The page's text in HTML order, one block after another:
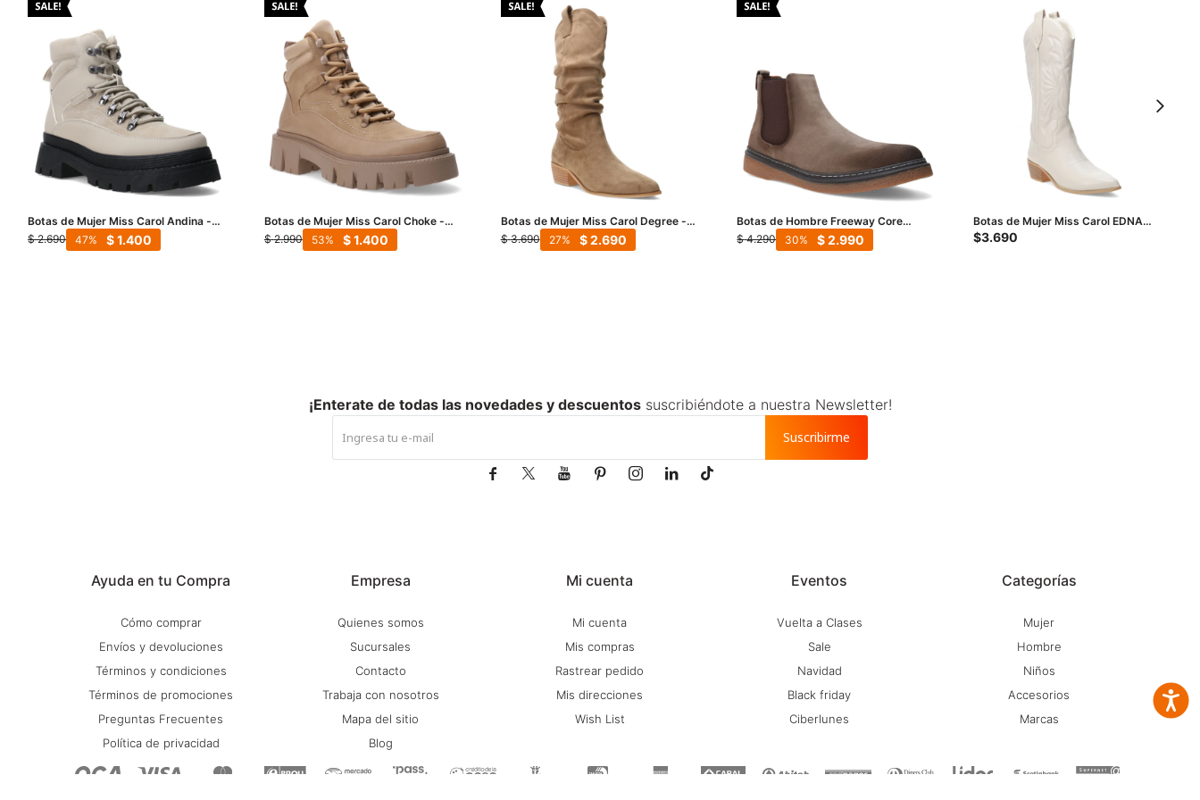
Botas de Mujer Miss Carol Andina -
Beige Claro
$ 2.690 $1.400
47
Botas de Mujer Miss Carol Choke -
Beige
$ 2.990 $1.400
53
Botas de Mujer Miss Carol Degree -
Beige
$ 3.690 $ 2.690
27
Botas de Hombre Freeway Core
Casual - Beige - Marron
$ 4.290 $2.990
30
Botas de Mujer Miss Carol EDNA
tejana con diseño en la caña - Beige
$3.690
Ayuda en tu Compra
Cómo comprar
Envíos y devoluciones
Términos y condiciones
Términos de promociones
Preguntas Frecuentes
Política de privacidad
Empresa
Quienes somos
Sucursales
Contacto
Trabaja con nosotros
Mapa del sitio
Blog
Mi cuenta
Mi cuenta
Mis compras
Rastrear pedido
Mis direcciones
Wish List
Eventos
Vuelta a Clases
Sale
Navidad
Black friday
Ciberlunes
Categorías
Mujer
Hombre
Niños
Accesorios
Marcas
¡Enterate de todas las novedades y descuentossuscribiéndote a nuestra Newsletter!
Suscribirme
      